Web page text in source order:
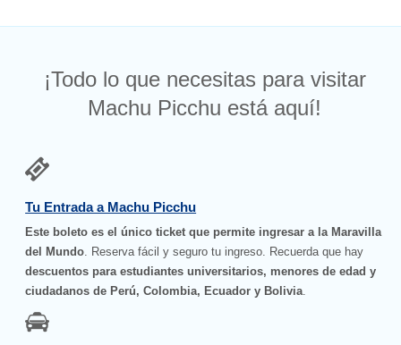
¡Todo lo que necesitas para visitar
Machu Picchu está aquí!
Tu Entrada a Machu Picchu
Este boleto es el único ticket que permite ingresar a la Maravilla
del Mundo. Reserva fácil y seguro tu ingreso. Recuerda que hay
descuentos para estudiantes universitarios, menores de edad y
ciudadanos de Perú, Colombia, Ecuador y Bolivia.